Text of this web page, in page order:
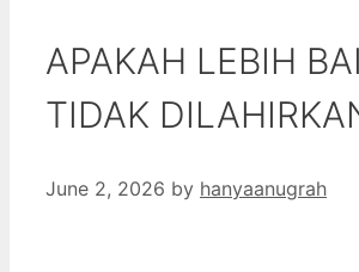
APAKAH LEBIH
TIDAK
June 2, 2026 by hanyaanugrah